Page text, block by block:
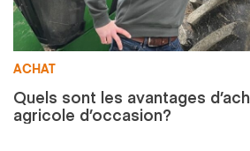
ACHAT
Quels sont les avantages
agricole d’occasion?